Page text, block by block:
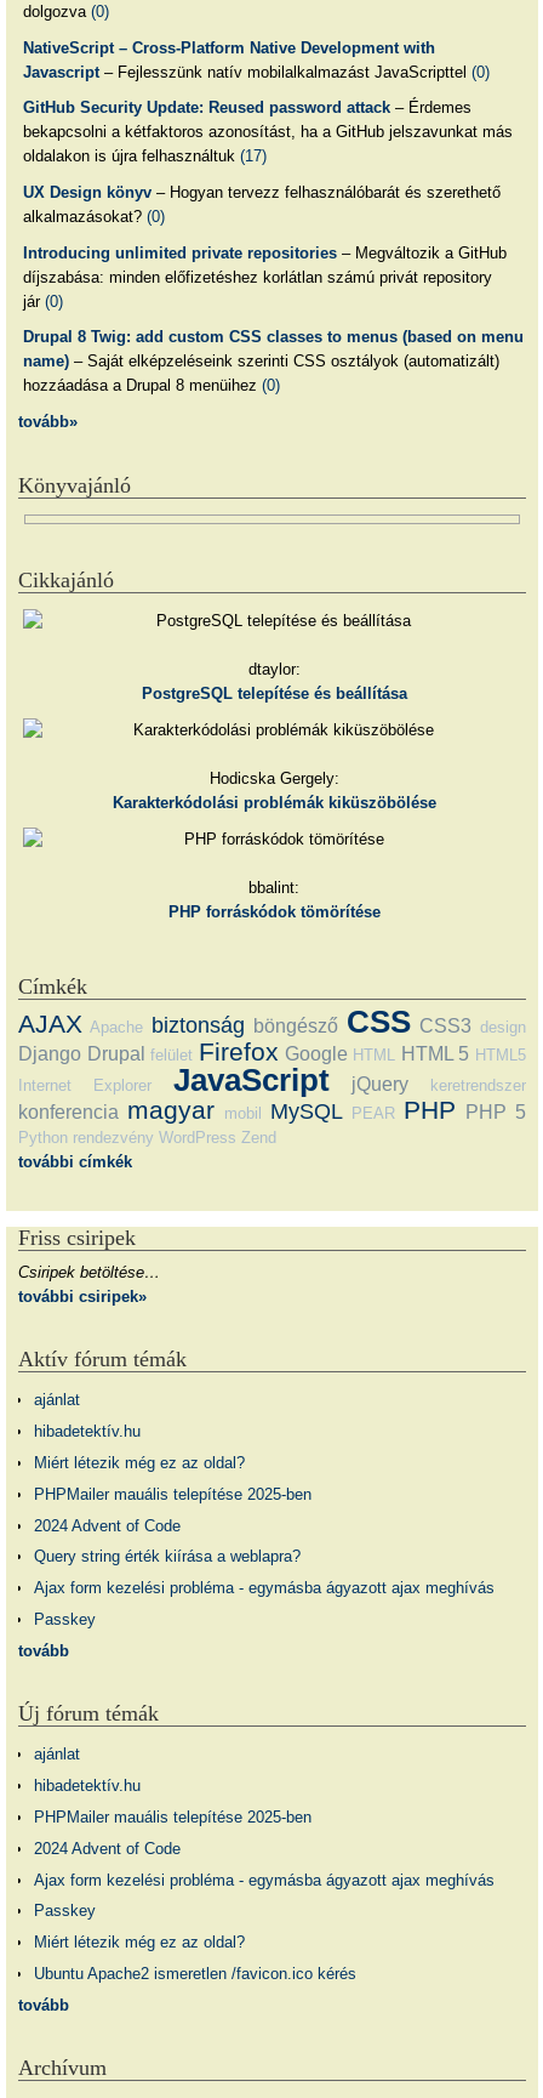
dolgozva (0)
NativeScript – Cross-Platform Native Development with
Javascript– Fejlesszünk natív mobilalkalmazást JavaScripttel (0)
GitHub Security Update: Reused password attack– Érdemes
bekapcsolni a kétfaktoros azonosítást, ha a GitHub jelszavunkat más
oldalakon is újra felhasználtuk (17)
UX Design könyv– Hogyan tervezz felhasználóbarát és szerethető
alkalmazásokat? (0)
Introducing unlimited private repositories– Megváltozik a GitHub
díjszabása: minden előfizetéshez korlátlan számú privát repository
jár (0)
Drupal 8 Twig: add custom CSS classes to menus (based on menu
name)– Saját elképzeléseink szerinti CSS osztályok (automatizált)
hozzáadása a Drupal 8 menüihez (0)
tovább»
Könyvajánló
Cikkajánló
dtaylor:
PostgreSQL telepítése és beállítása
Hodicska Gergely:
Karakterkódolási problémák kiküszöbölése
bbalint:
PHP forráskódok tömörítése
Címkék
AJAX Apache biztonság böngésző CSS CSS3 design
Django Drupal felület Firefox Google HTML HTML 5 HTML5
Internet Explorer
JavaScript jQuery keretrendszer
konferencia magyar mobil MySQL PEAR PHP PHP 5
Python rendezvény WordPress Zend
további címkék
Friss csiripek
Csiripek betöltése…
további csiripek»
Aktív fórum témák
ajánlat
hibadetektív.hu
Miért létezik még ez az oldal?
PHPMailer mauális telepítése 2025-ben
2024 Advent of Code
Query string érték kiírása a weblapra?
Ajax form kezelési probléma - egymásba ágyazott ajax meghívás
Passkey
tovább
Új fórum témák
ajánlat
hibadetektív.hu
PHPMailer mauális telepítése 2025-ben
2024 Advent of Code
Ajax form kezelési probléma - egymásba ágyazott ajax meghívás
Passkey
Miért létezik még ez az oldal?
Ubuntu Apache2 ismeretlen /favicon.ico kérés
tovább
Archívum